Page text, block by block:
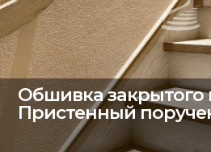
Обшивка закрытого
Пристенный